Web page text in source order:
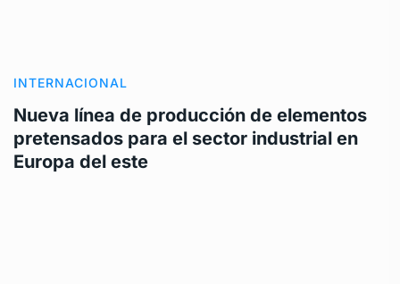
INTERNACIONAL
Nueva línea de producción de elementos
pretensados para el sector industrial en
Europa del este